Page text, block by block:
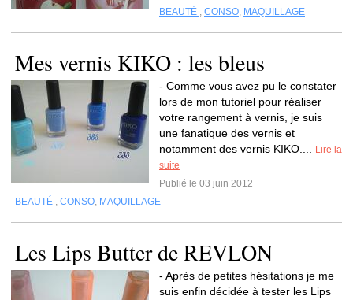
BEAUTÉ , CONSO, MAQUILLAGE
Mes vernis KIKO : les bleus
- Comme vous avez pu le constater
lors de mon tutoriel pour réaliser
votre rangement à vernis, je suis
une fanatique des vernis et
notamment des vernis KIKO....
Lire la
suite
Publié le 03 juin 2012
BEAUTÉ , CONSO, MAQUILLAGE
Les Lips Butter de REVLON
- Après de petites hésitations je me
suis enfin décidée à tester les Lips